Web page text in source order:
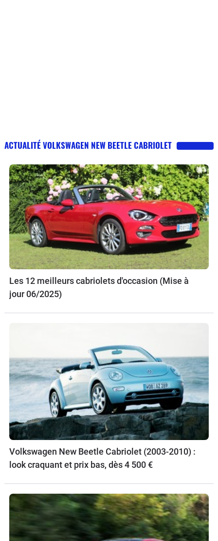
ACTUALITÉ VOLKSWAGEN NEW BEETLE CABRIOLET
Les 12 meilleurs cabriolets d'occasion (Mise à
jour 06/2025)
Volkswagen New Beetle Cabriolet (2003-2010) :
look craquant et prix bas, dès 4 500 €